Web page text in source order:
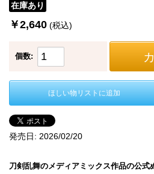
在庫あり
￥2,640 (税込)
個数:
ほしい物リストに追加
発売日: 2026/02/20
刀剣乱舞のメディアミックス作品の公式